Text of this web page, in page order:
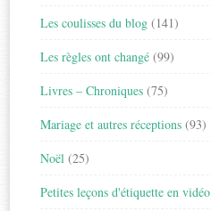
Les coulisses du blog (141)
Les règles ont changé (99)
Livres – Chroniques (75)
Mariage et autres réceptions (93)
Noël (25)
Petites leçons d'étiquette en vidéo